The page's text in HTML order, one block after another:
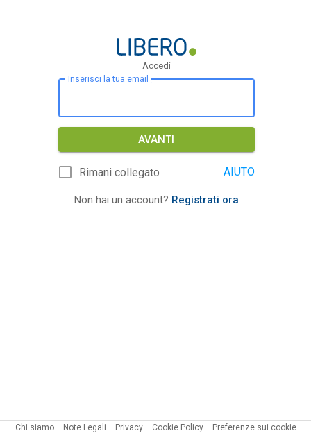
Accedi
Inserisci la tua email
AVANTI
Rimani collegato AIUTO
Non hai un account? Registrati ora
Chi siamo Note Legali Privacy Cookie Policy
Preferenze sui cookie